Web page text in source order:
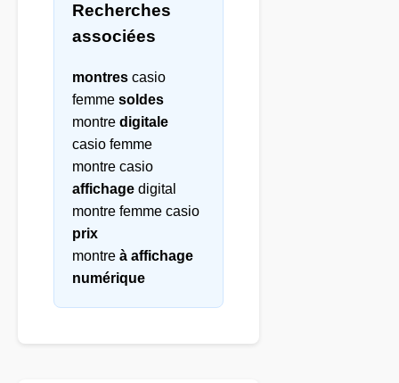
Recherches
associées
montres casio
femme soldes
montre digitale
casio femme
montre casio
affichage digital
montre femme casio
prix
montre à affichage
numérique